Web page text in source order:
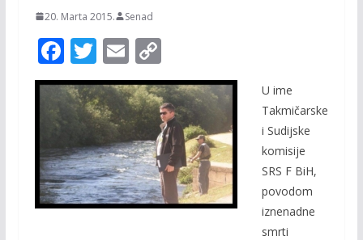
20. Marta 2015. Senad
F
ac
e
b
o
o
k
T
w
itt
er
E
m
ai
l
C
o
p
y
Li
n
k
U ime
Takmičarske
i Sudijske
komisije
SRS F BiH,
povodom
iznenadne
smrti